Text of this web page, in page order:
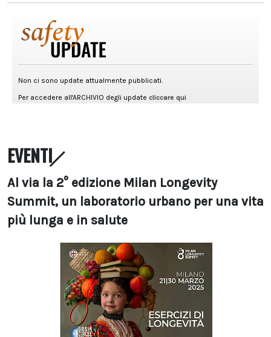
EVENTI
Al via la 2° edizione Milan Longevity
Summit, un laboratorio urbano per una vita
più lunga e in salute